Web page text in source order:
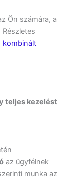
Ön számára, a
. Részletes
kombinált
teljes kezelést
az ügyfélnek
munka az